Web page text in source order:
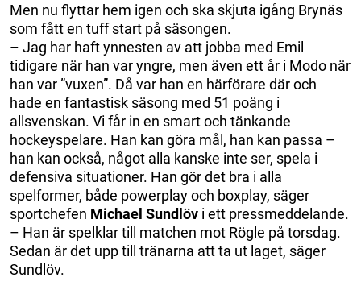
Men nu flyttar hem igen och ska skjuta igång Brynäs
som fått en tuff start på säsongen.
– Jag har haft ynnesten av att jobba med Emil
tidigare när han var yngre, men även ett år i Modo när
han var ”vuxen”. Då var han en härförare där och
hade en fantastisk säsong med 51 poäng i
allsvenskan. Vi får in en smart och tänkande
hockeyspelare. Han kan göra mål, han kan passa –
han kan också, något alla kanske inte ser, spela i
defensiva situationer. Han gör det bra i alla
spelformer, både powerplay och boxplay, säger
sportchefen Michael Sundlöv i ett pressmeddelande.
– Han är spelklar till matchen mot Rögle på torsdag.
Sedan är det upp till tränarna att ta ut laget, säger
Sundlöv.